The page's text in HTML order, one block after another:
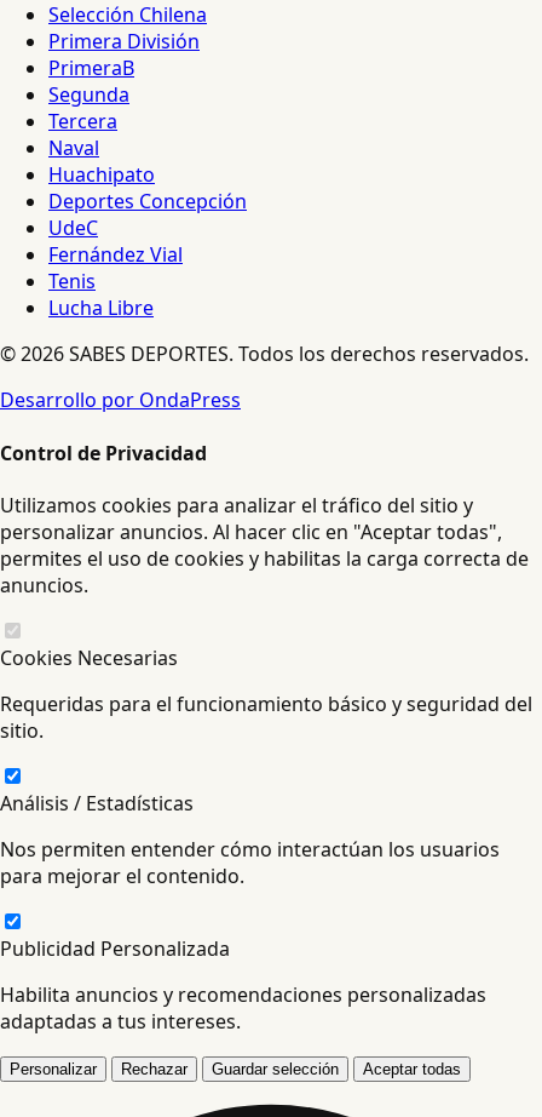
Selección Chilena
Primera División
PrimeraB
Segunda
Tercera
Naval
Huachipato
Deportes Concepción
UdeC
Fernández Vial
Tenis
Lucha Libre
© 2026 SABES DEPORTES. Todos los derechos reservados.
Desarrollo por OndaPress
Control de Privacidad
Utilizamos cookies para analizar el tráfico del sitio y
personalizar anuncios. Al hacer clic en "Aceptar todas",
permites el uso de cookies y habilitas la carga correcta de
anuncios.
Cookies Necesarias
Requeridas para el funcionamiento básico y seguridad del
sitio.
Análisis / Estadísticas
Nos permiten entender cómo interactúan los usuarios
para mejorar el contenido.
Publicidad Personalizada
Habilita anuncios y recomendaciones personalizadas
adaptadas a tus intereses.
Personalizar Rechazar Guardar selección Aceptar todas